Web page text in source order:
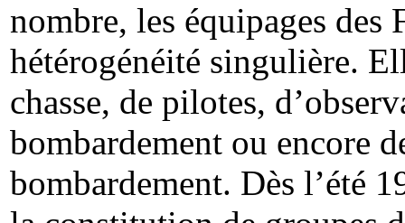
nombre, les équipages des
hétérogénéité singulière.
chasse, de pilotes,
bombardement ou encore
bombardement. Dès l’été